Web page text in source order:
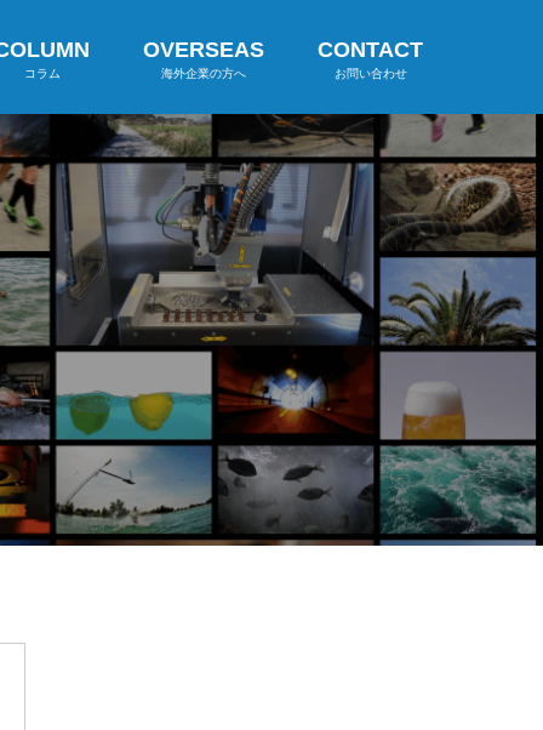
コラム
OVERSEAS
海外企業の方へ
CONTACT
お問い合わせ